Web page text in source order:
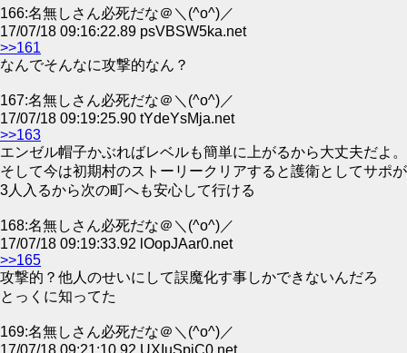
166:名無しさん必死だな＠＼(^o^)／
17/07/18 09:16:22.89 psVBSW5ka.net
>>161
なんでそんなに攻撃的なん？
167:名無しさん必死だな＠＼(^o^)／
17/07/18 09:19:25.90 tYdeYsMja.net
>>163
エンゼル帽子かぶればレベルも簡単に上がるから大丈夫だよ。
そして今は初期村のストーリークリアすると護衛としてサポが
3人入るから次の町へも安心して行ける
168:名無しさん必死だな＠＼(^o^)／
17/07/18 09:19:33.92 lOopJAar0.net
>>165
攻撃的？他人のせいにして誤魔化す事しかできないんだろ
とっくに知ってた
169:名無しさん必死だな＠＼(^o^)／
17/07/18 09:21:10.92 UXIuSpiC0.net